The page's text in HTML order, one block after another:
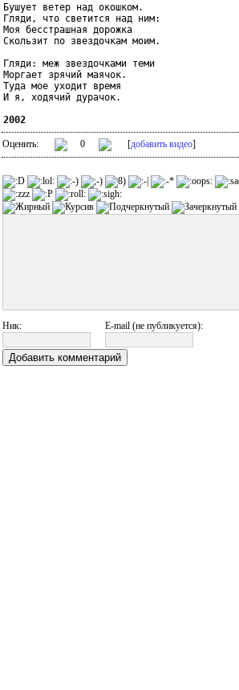
Бушует ветер над окошком.
Гляди, что светится над ним:
Моя бесстрашная дорожка
Скользит по звездочкам моим.
Гляди: меж звездочками теми
Моргает зрячий маячок.
Туда мое уходит время
И я, ходячий дурачок.
2002
Оценить: 0 [добавить видео]
Ник: E-mail (не публикуется):